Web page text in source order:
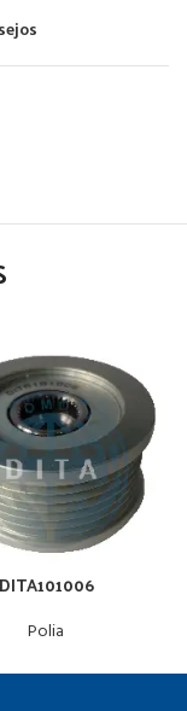
DITA101006
Polia